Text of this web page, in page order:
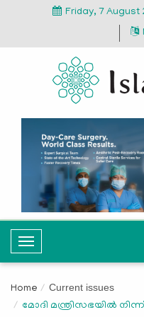
Friday, 7 August
T
o
g
l
Home Current issues
മോദി മന്ത്രിസഭയില്‍